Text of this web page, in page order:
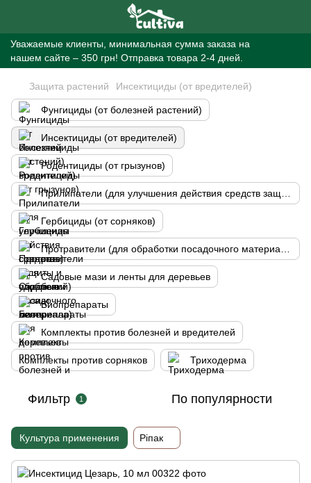
Уважаемые клиенты, минимальная сумма заказа на
нашем сайте – 350 грн! Отправка товара 2-4 дней.
Защита растений Инсектициды (от вредителей)
Фунгициды (от болезней растений)
Инсектициды (от вредителей)
Родентициды (от грызунов)
Гербициды (от сорняков)
Садовые мази и ленты для деревьев
Биопрепараты
Комплекты против болезней и вредителей
Комплекты против сорняков Триходерма
Фильтр 1 По популярности
Культура применения Ріпак